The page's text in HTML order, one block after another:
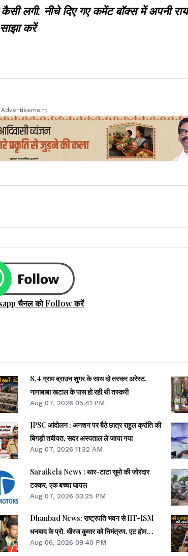
लगी. नीचे दिए गए कमेंट बॉक्स में अपनी राय
साझा करें
Advertisement
चैनल को Follow करें
8.4 ग्राम ब्राउन शुगर के साथ दो तस्कर अरेस्ट,
नागाबाबा खटाल के पास हो रही थी तस्करी
Aug 07, 2026 05:41 PM
JPSC आंदोलन : अनशन पर बैठे छात्र राहुल क्रांति की
बिगड़ी तबीयत, सदर अस्पताल ले जाया गया
Aug 07, 2026 11:32 AM
Saraikela News : थार-टाटा सूमो की जोरदार
टक्कर, एक बच्चा घायल
Aug 07, 2026 03:25 PM
Dhanbad News: राष्ट्रपति भवन से IIT-ISM
धनबाद के प्रो. धीरज कुमार को निमंत्रण, एट होम
समारोह होंगे शामिल
Aug 06, 2026 09:40 PM